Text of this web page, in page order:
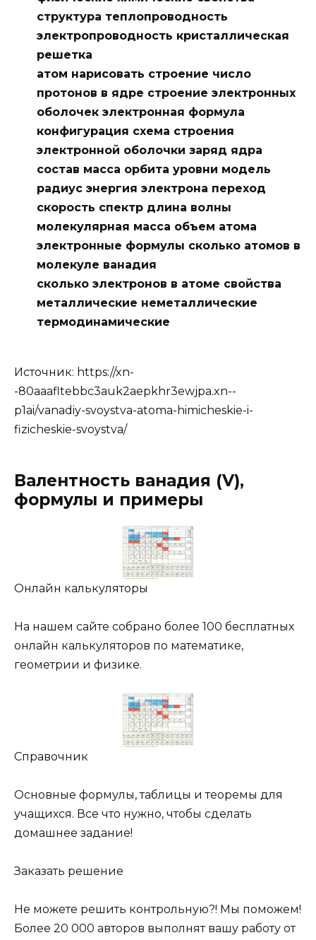
структура теплопроводность
электропроводность кристаллическая
решетка
атом нарисовать строение число
протонов в ядре строение электронных
оболочек электронная формула
конфигурация схема строения
электронной оболочки заряд ядра
состав масса орбита уровни модель
радиус энергия электрона переход
скорость спектр длина волны
молекулярная масса объем атома
электронные формулы сколько атомов в
молекуле ванадия
сколько электронов в атоме свойства
металлические неметаллические
термодинамические
Источник: https://xn-
-80aaafltebbc3auk2aepkhr3ewjpa.xn--
p1ai/vanadiy-svoystva-atoma-himicheskie-i-
fizicheskie-svoystva/
Валентность ванадия (V),
формулы и примеры
Онлайн калькуляторы
На нашем сайте собрано более 100 бесплатных
онлайн калькуляторов по математике,
геометрии и физике.
Справочник
Основные формулы, таблицы и теоремы для
учащихся. Все что нужно, чтобы сделать
домашнее задание!
Заказать решение
Не можете решить контрольную?! Мы поможем!
Более 20 000 авторов выполнят вашу работу от